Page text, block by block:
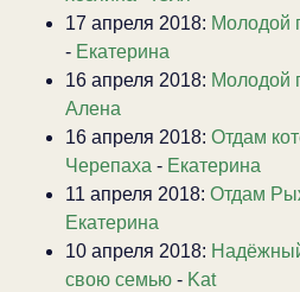
17 апреля 2018: Молодой
- Екатерина
16 апреля 2018: Молодой
Алена
16 апреля 2018: Отдам
Черепаха - Екатерина
11 апреля 2018: Отдам
Екатерина
10 апреля 2018:
свою семью - Kat